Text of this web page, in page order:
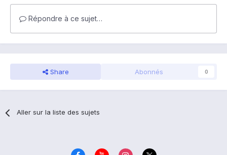
Répondre à ce sujet…
Share Abonnés 0
Aller sur la liste des sujets